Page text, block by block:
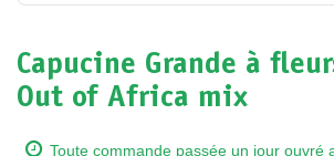
Capucine Grande à
Out of Africa mix
Toute commande passée un jour ouvré